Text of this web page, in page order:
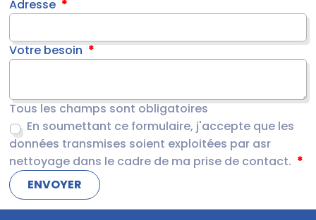
Adresse
Votre besoin
Tous les champs sont obligatoires
En soumettant ce formulaire, j'accepte que les
données transmises soient exploitées par asr
nettoyage dans le cadre de ma prise de contact.